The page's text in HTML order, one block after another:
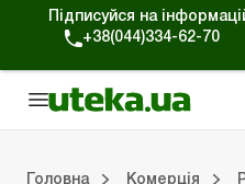
Підписуйся на
+38(044)334-62-70
Головна Комерція